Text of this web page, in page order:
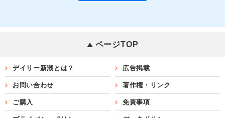
ページTOP
デイリー新潮とは？ 広告掲載
お問い合わせ 著作権・リンク
ご購入 免責事項